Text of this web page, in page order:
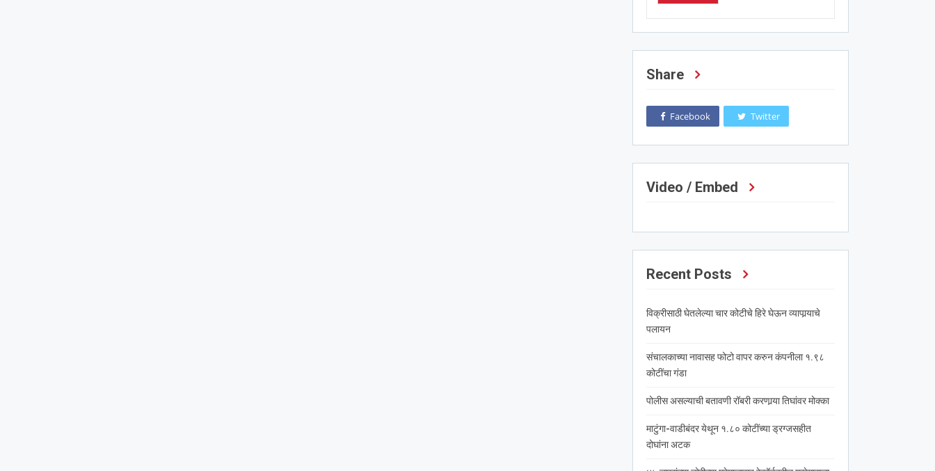
Share
Facebook Twitter
Video / Embed
Recent Posts
विक्रीसाठी घेतलेल्या चार कोटीचे हिरे घेऊन व्यापार्‍याचे
पलायन
संचालकाच्या नावासह फोटो वापर करुन कंपनीला १.९८
कोटींचा गंडा
पोलीस असल्याची बतावणी रॉबरी करणार्‍या तिघांवर मोक्का
माटुंगा-वाडीबंदर येथून १.८० कोटींच्या ड्रग्जसहीत
दोघांना अटक